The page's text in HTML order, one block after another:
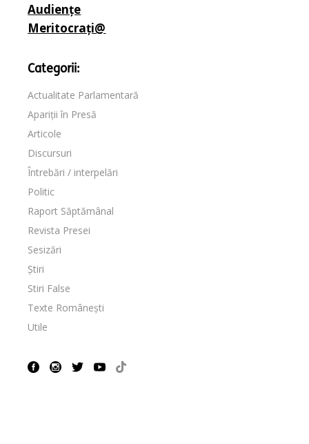
Audiențe
Meritocrați@
Categorii:
Actualitate Parlamentară
Apariții în Presă
Articole
Discursuri
Întrebări / interpelări
Politic
Raport Săptămânal
Revista Presei
Sesizări
Știri
Stiri False
Texte Românești
Utile